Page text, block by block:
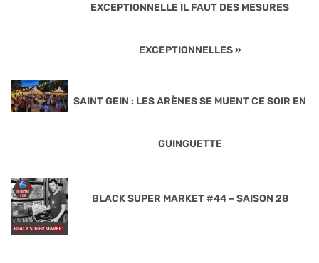
EXCEPTIONNELLE IL FAUT DES MESURES
EXCEPTIONNELLES »
SAINT GEIN : LES ARÈNES SE MUENT CE SOIR EN
GUINGUETTE
BLACK SUPER MARKET #44 – SAISON 28